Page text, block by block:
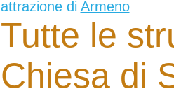
attrazione di Armeno
Tutte le
Chiesa di